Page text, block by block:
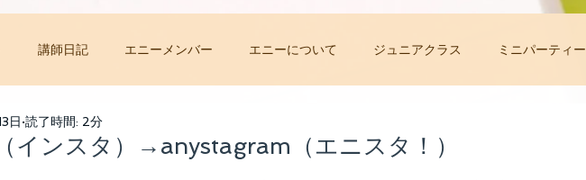
講師日記 エニーメンバー エニーについて ジュニアクラス ミニパーティー
非常事態オンラインレッスン
インスタ）→anystagram（エニスタ！）
日 読了時間: 2分